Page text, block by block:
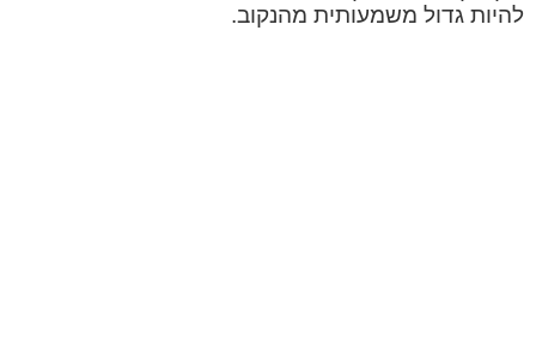
להיות גדול משמעותית מהנקוב.